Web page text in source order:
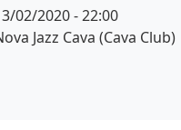
02/2020 - 22:00
Jazz Cava (Cava Club)